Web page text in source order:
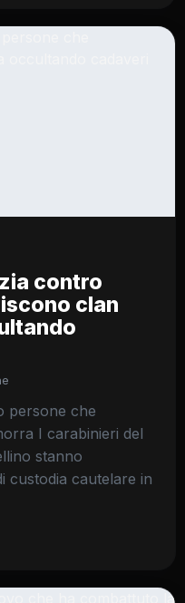
contro
clan
persone che
I carabinieri del
stanno
custodia cautelare in